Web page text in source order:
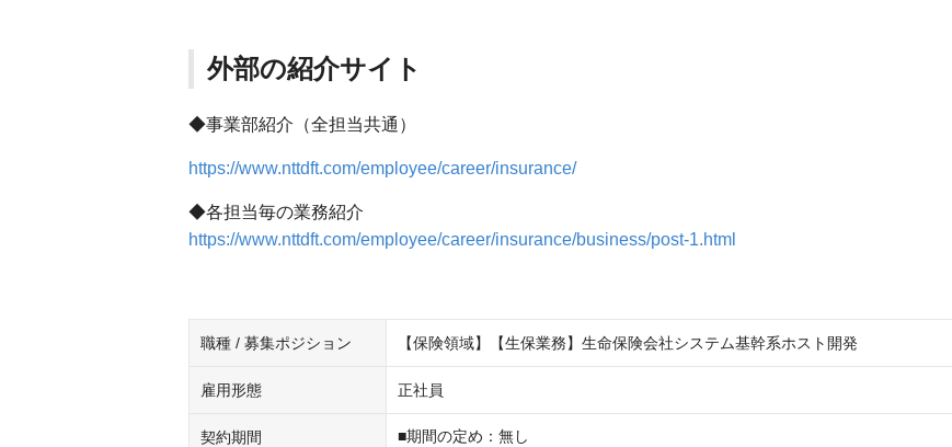
外部の紹介サイト
◆事業部紹介（全担当共通）
https://www.nttdft.com/employee/career/insurance/
◆各担当毎の業務紹介
https://www.nttdft.com/employee/career/insurance/business/post-1.html
職種 / 募集ポジション 【保険領域】【生保業務】生命保険会社システム基幹系ホスト開発
雇用形態 正社員
契約期間
■期間の定め：無し